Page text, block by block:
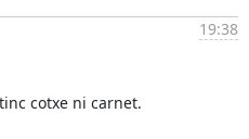
19:38
cotxe ni carnet.